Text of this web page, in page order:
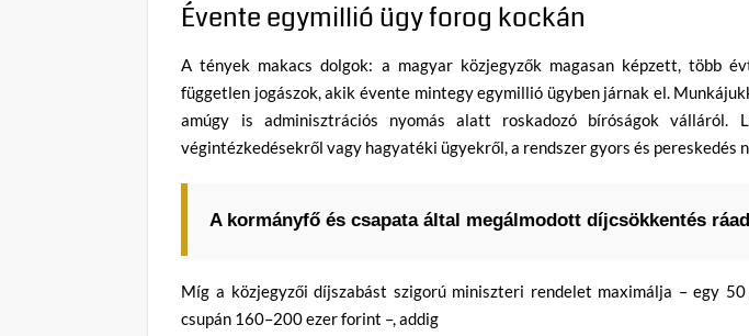
Évente egymillió ügy forog kockán
A tények makacs dolgok: a magyar közjegyzők magasan képzett, több
független jogászok, akik évente mintegy egymillió ügyben járnak el.
amúgy is adminisztrációs nyomás alatt roskadozó bíróságok válláról.
végintézkedésekről vagy hagyatéki ügyekről, a rendszer gyors és pereskedés
A kormányfő és csapata által megálmodott díjcsökkentés
Míg a közjegyzői díjszabást szigorú miniszteri rendelet maximálja – egy
csupán 160–200 ezer forint –, addig